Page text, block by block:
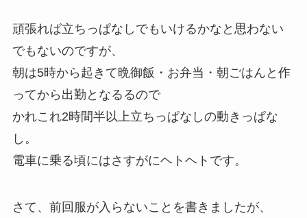
頑張れば立ちっぱなしでもいけるかなと思わない
でもないのですが、
朝は5時から起きて晩御飯・お弁当・朝ごはんと作
ってから出勤となるるので
かれこれ2時間半以上立ちっぱなしの動きっぱな
し。
電車に乗る頃にはさすがにヘトヘトです。
さて、前回服が入らないことを書きましたが、